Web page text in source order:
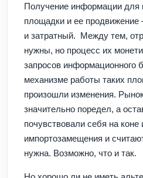
Получение информации для
площадки и ее продвижение
и затратный. Между тем,
нужны, но процесс их
запросов информационного
механизме работы таких
произошли изменения.
значительно поредел, а
почувствовали себя на коне
импортозамещения и
нужна. Возможно, что и так.